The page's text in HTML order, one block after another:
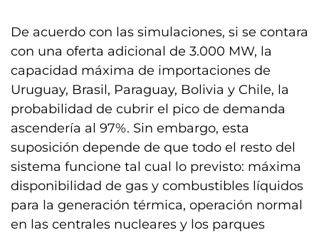
De acuerdo con las simulaciones, si se contara
con una oferta adicional de 3.000 MW, la
capacidad máxima de importaciones de
Uruguay, Brasil, Paraguay, Bolivia y Chile, la
probabilidad de cubrir el pico de demanda
ascendería al 97%. Sin embargo, esta
suposición depende de que todo el resto del
sistema funcione tal cual lo previsto: máxima
disponibilidad de gas y combustibles líquidos
para la generación térmica, operación normal
en las centrales nucleares y los parques